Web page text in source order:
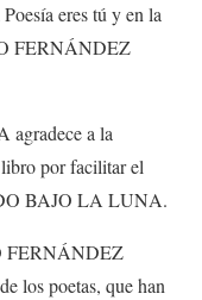
eres tú y en la
FERNÁNDEZ
a la
por facilitar el
BAJO LA LUNA.
FERNÁNDEZ
los poetas, que han